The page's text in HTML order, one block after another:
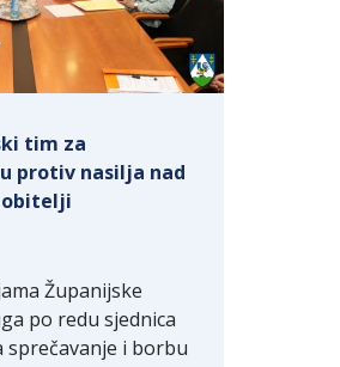
tim za
protiv nasilja nad
obitelji
Županijske
po redu sjednica
sprečavanje i borbu